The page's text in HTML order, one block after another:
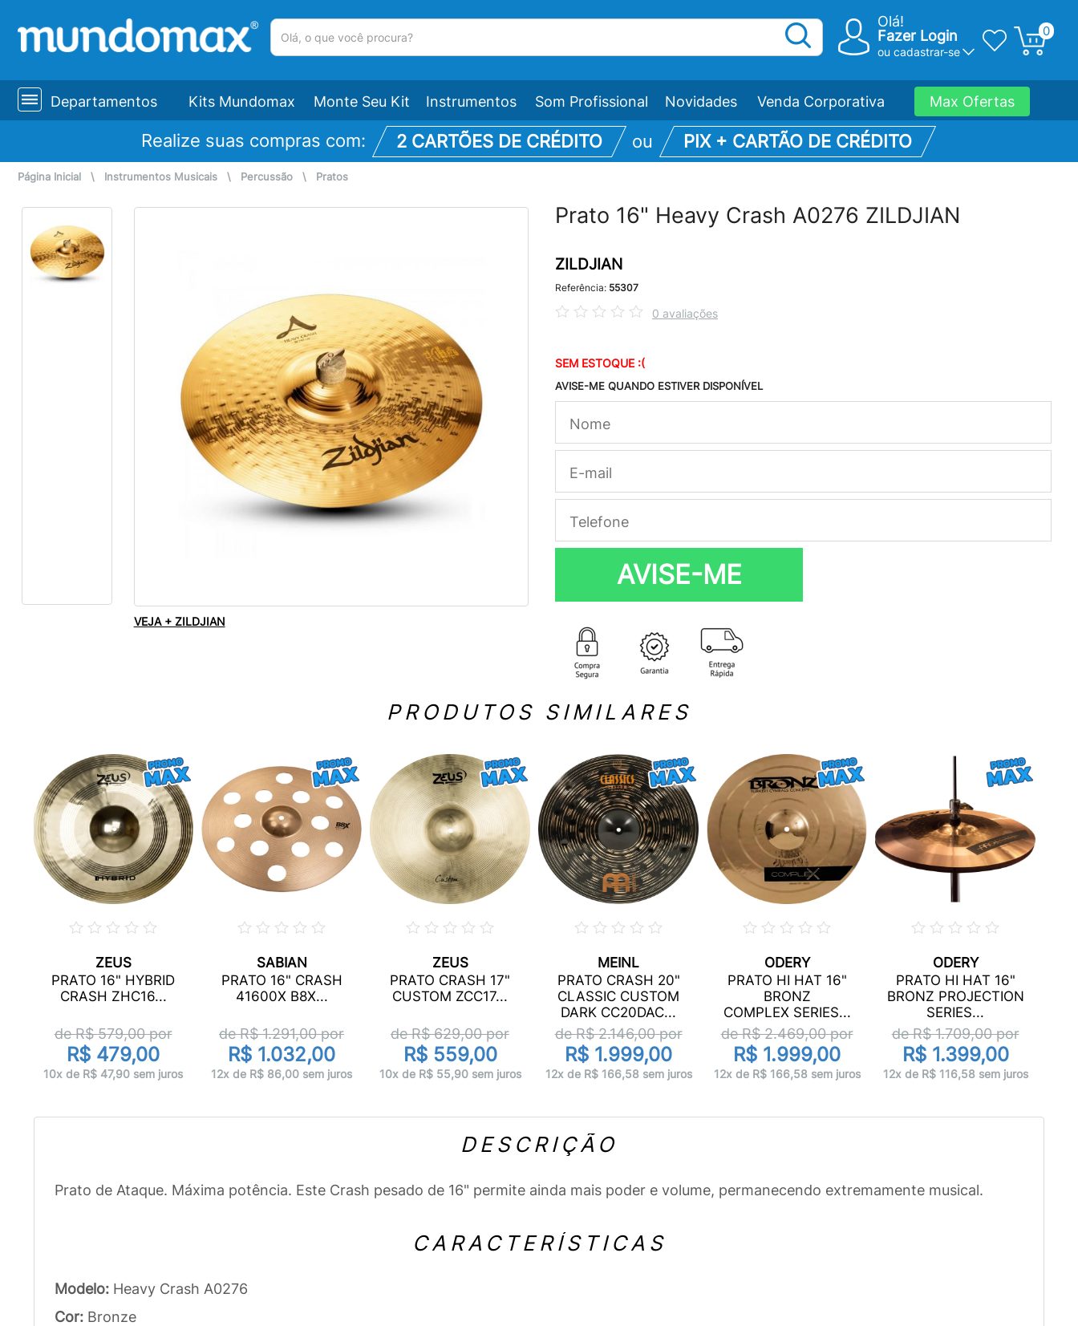
Olá!
Fazer Login
ou cadastrar-se
0
Departamentos Kits Mundomax Monte Seu Kit Instrumentos Som Profissional Novidades Venda Corporativa Max Ofertas
Realize suas compras com: 2 CARTÕES DE CRÉDITO ou PIX + CARTÃO DE CRÉDITO
Página Inicial \ Instrumentos Musicais \ Percussão \ Pratos
VEJA + ZILDJIAN
Prato 16" Heavy Crash A0276 ZILDJIAN
ZILDJIAN
Referência: 55307
0 avaliações
SEM ESTOQUE :(
AVISE-ME QUANDO ESTIVER DISPONÍVEL
AVISE-ME
PRODUTOS SIMILARES
ZEUS
PRATO 16" HYBRID
CRASH ZHC16...
de R$579,00por
R$ 479,00
10x de R$ 47,90 sem juros
SABIAN
PRATO 16" CRASH
41600X B8X...
de R$1.291,00por
R$ 1.032,00
12x de R$ 86,00 sem juros
ZEUS
PRATO CRASH 17"
CUSTOM ZCC17...
de R$629,00por
R$ 559,00
10x de R$ 55,90 sem juros
MEINL
PRATO CRASH 20"
CLASSIC CUSTOM
DARK CC20DAC...
de R$2.146,00por
R$ 1.999,00
12x de R$ 166,58 sem juros
ODERY
PRATO HI HAT 16"
BRONZ
COMPLEX SERIES...
de R$2.469,00por
R$ 1.999,00
12x de R$ 166,58 sem juros
ODERY
PRATO HI HAT 16"
BRONZ PROJECTION
SERIES...
de R$1.709,00por
R$ 1.399,00
12x de R$ 116,58 sem juros
DESCRIÇÃO
Prato de Ataque. Máxima potência. Este Crash pesado de 16" permite ainda mais poder e volume, permanecendo extremamente musical.
CARACTERÍSTICAS
Modelo: Heavy Crash A0276
Cor: Bronze